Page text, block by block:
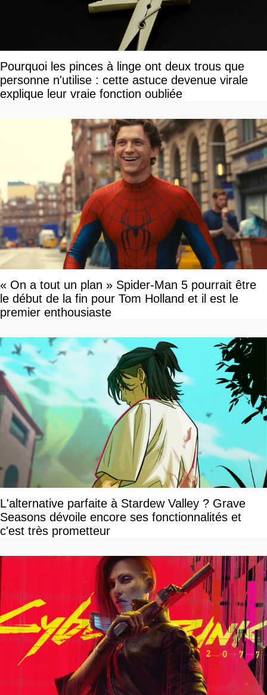
Pourquoi les pinces à linge ont deux trous que
personne n'utilise : cette astuce devenue virale
explique leur vraie fonction oubliée
« On a tout un plan » Spider-Man 5 pourrait être
le début de la fin pour Tom Holland et il est le
premier enthousiaste
L'alternative parfaite à Stardew Valley ? Grave
Seasons dévoile encore ses fonctionnalités et
c'est très prometteur